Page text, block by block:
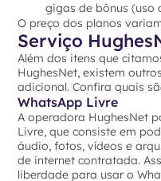
gigas de bônus (uso
O preço dos planos
Serviço
Além dos itens que
HughesNet, existem
adicional. Confira quais
WhatsApp Livre
A operadora HughesNet
Livre, que consiste em
áudio, fotos, vídeos e
de internet contratada.
liberdade para usar o